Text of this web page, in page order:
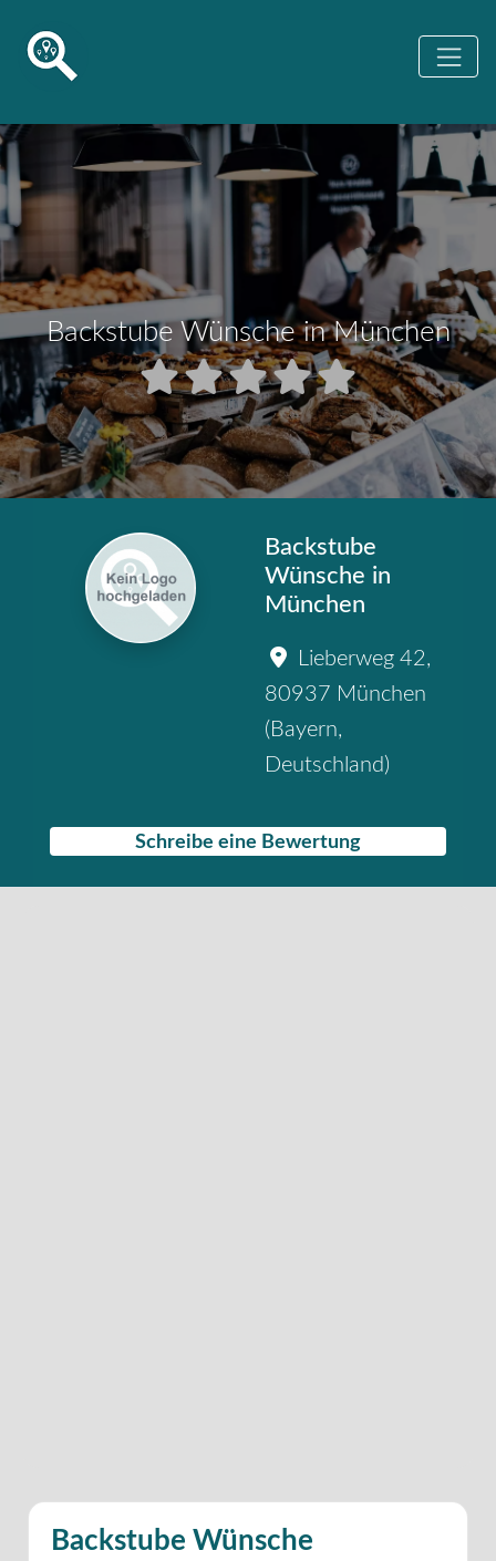
Backstube Wünsche in München
Backstube
Wünsche in
München
Lieberweg 42,
80937 München
( Bayern,
Deutschland)
Schreibe eine Bewertung
Backstube Wünsche